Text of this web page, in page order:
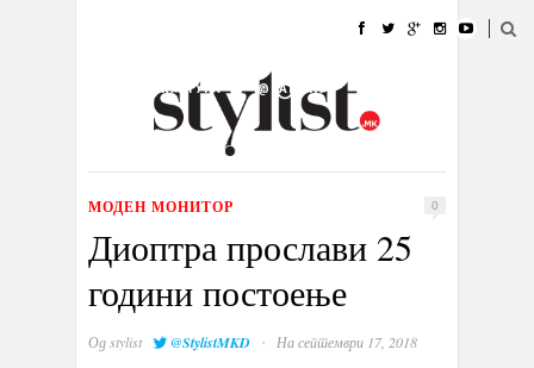
УБАВИНА
КУЛТУРА @РАБОТА
ИЗЛОГ
МОДЕН МОНИТОР 0
Диоптра прослави 25
години постоење
Одstylist @StylistMKD · На септември 17, 2018